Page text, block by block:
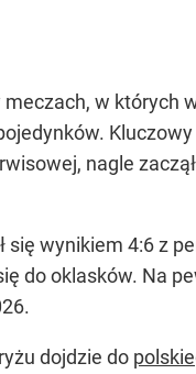
w których
nagle
wynikiem 4:6 z
do oklasków. Na
dojdzie do